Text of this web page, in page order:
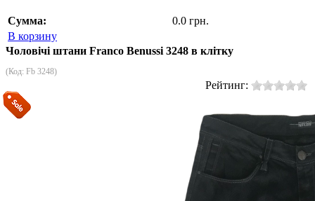
Сумма:
0.0 грн.
В корзину
Чоловічі штани Franco Benussi 3248 в клітку
(Код: Fb 3248)
Рейтинг: